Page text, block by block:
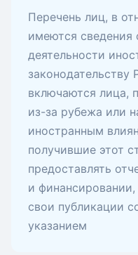
Перечень лиц, в
имеются сведения
деятельности
включаются лица,
из-за рубежа или
иностранным
получившие этот
предоставлять
и
свои публикации
указанием